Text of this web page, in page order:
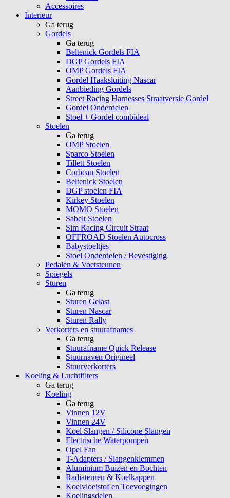
Accessoires
Interieur
Ga terug
Gordels
Ga terug
Beltenick Gordels FIA
DGP Gordels FIA
OMP Gordels FIA
Gordel Haaksluiting Nascar
Aanbieding Gordels
Street Racing Harnesses Straatversie Gordel
Gordel Onderdelen
Stoel + Gordel combideal
Stoelen
Ga terug
OMP Stoelen
Sparco Stoelen
Tillett Stoelen
Corbeau Stoelen
Beltenick Stoelen
DGP stoelen FIA
Kirkey Stoelen
MOMO Stoelen
Sabelt Stoelen
Sim Racing Circuit Straat
OFFROAD Stoelen Autocross
Babystoeltjes
Stoel Onderdelen / Bevestiging
Pedalen & Voetsteunen
Spiegels
Sturen
Ga terug
Sturen Gelast
Sturen Nascar
Sturen Rally
Verkorters en stuurafnames
Ga terug
Stuurafname Quick Release
Stuurnaven Origineel
Stuurverkorters
Koeling & Luchtfilters
Ga terug
Koeling
Ga terug
Vinnen 12V
Vinnen 24V
Koel Slangen / Silicone Slangen
Electrische Waterpompen
Opel Fan
T-Adapters / Slangenklemmen
Aluminium Buizen en Bochten
Radiateuren & Koelkappen
Koelvloeistof en Toevoegingen
Koelingsdelen